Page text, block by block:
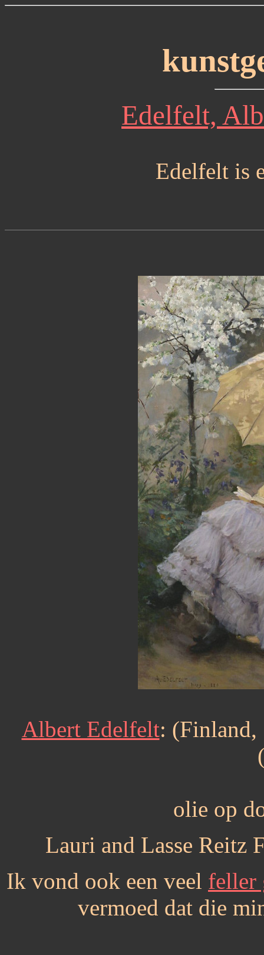
Edelfelt,
Edelfelt is
Albert Edelfelt: (Finland,
olie op
Lauri and Lasse Reitz
Ik vond ook een veel feller
vermoed dat die